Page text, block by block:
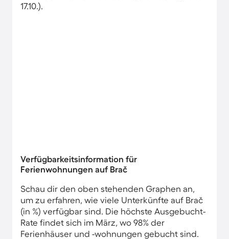
17.10.).
Verfügbarkeitsinformation für
Ferienwohnungen auf Brač
Schau dir den oben stehenden Graphen an,
um zu erfahren, wie viele Unterkünfte auf Brač
(in %) verfügbar sind. Die höchste Ausgebucht-
Rate findet sich im März, wo 98% der
Ferienhäuser und -wohnungen gebucht sind.